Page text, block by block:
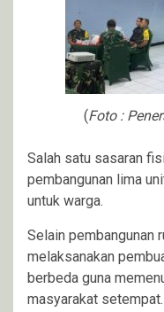
(Foto :
Salah satu sasaran
pembangunan lima
untuk warga.
Selain pembangunan
melaksanakan
berbeda guna
masyarakat setempat.